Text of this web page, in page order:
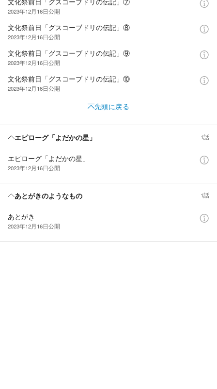
2023年12月16日公開
文化祭前日「グスコーブドリの伝記」⑧
2023年12月16日公開
文化祭前日「グスコーブドリの伝記」⑨
2023年12月16日公開
文化祭前日「グスコーブドリの伝記」⑩
2023年12月16日公開
先頭に戻る
エピローグ「よだかの星」 1話
エピローグ「よだかの星」
2023年12月16日公開
あとがきのようなもの 1話
あとがき
2023年12月16日公開